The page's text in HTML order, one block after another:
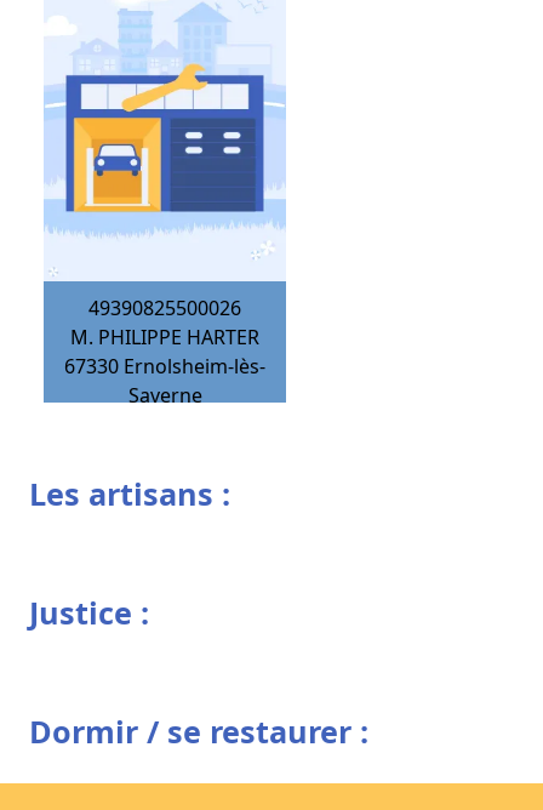
49390825500026
M. PHILIPPE HARTER
67330 Ernolsheim-lès-
Saverne
Les artisans :
Justice :
Dormir / se restaurer :